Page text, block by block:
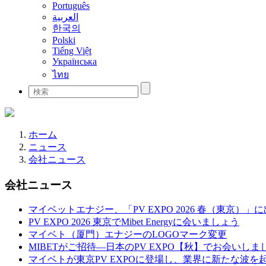
Português
العربية
한국의
Polski
Tiếng Việt
Українська
ไทย
ホーム
ニュース
会社ニュース
会社ニュース
マイベットエナジー、「PV EXPO 2026 春（東京）」に
PV EXPO 2026 東京でMibet Energyに会いましょう
マイベト（厦門）エナジーのLOGOマーク変更
MIBETがご招待—日本のPV EXPO【秋】でお会いしま
マイベトが東京PV EXPOに登場し、業界に新たな波を